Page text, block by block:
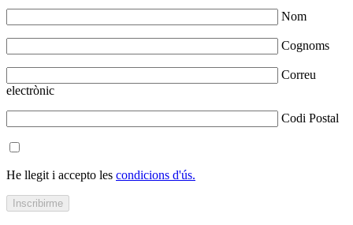
Nom
Cognoms
Correu
electrònic
Codi Postal
He llegit i accepto les condicions d'ús.